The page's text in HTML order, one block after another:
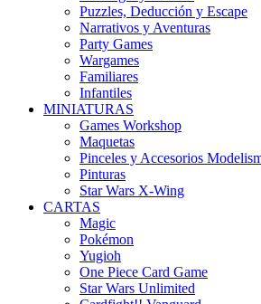
Puzzles, Deducción y Escape
Narrativos y Aventuras
Party Games
Wargames
Familiares
Infantiles
MINIATURAS
Games Workshop
Maquetas
Pinceles y Accesorios
Pinturas
Star Wars X-Wing
CARTAS
Magic
Pokémon
Yugioh
One Piece Card Game
Star Wars Unlimited